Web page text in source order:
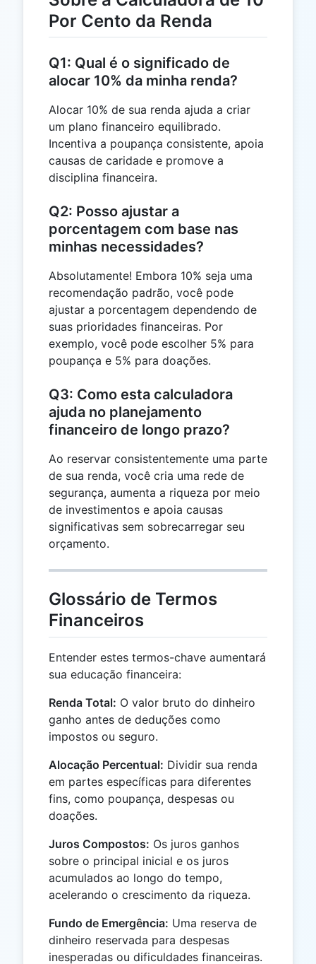
Por Cento da Renda
Q1: Qual é o significado de
alocar 10% da minha renda?
Alocar 10% de sua renda ajuda a criar
um plano financeiro equilibrado.
Incentiva a poupança consistente, apoia
causas de caridade e promove a
disciplina financeira.
Q2: Posso ajustar a
porcentagem com base nas
minhas necessidades?
Absolutamente! Embora 10% seja uma
recomendação padrão, você pode
ajustar a porcentagem dependendo de
suas prioridades financeiras. Por
exemplo, você pode escolher 5% para
poupança e 5% para doações.
Q3: Como esta calculadora
ajuda no planejamento
financeiro de longo prazo?
Ao reservar consistentemente uma parte
de sua renda, você cria uma rede de
segurança, aumenta a riqueza por meio
de investimentos e apoia causas
significativas sem sobrecarregar seu
orçamento.
Glossário de Termos
Financeiros
Entender estes termos-chave aumentará
sua educação financeira:
Renda Total: O valor bruto do dinheiro
ganho antes de deduções como
impostos ou seguro.
Alocação Percentual: Dividir sua renda
em partes específicas para diferentes
fins, como poupança, despesas ou
doações.
Juros Compostos: Os juros ganhos
sobre o principal inicial e os juros
acumulados ao longo do tempo,
acelerando o crescimento da riqueza.
Fundo de Emergência: Uma reserva de
dinheiro reservada para despesas
inesperadas ou dificuldades financeiras.